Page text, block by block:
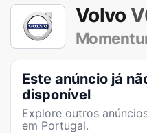
Volvo
Este anúncio já
disponível
Explore outros
em Portugal.